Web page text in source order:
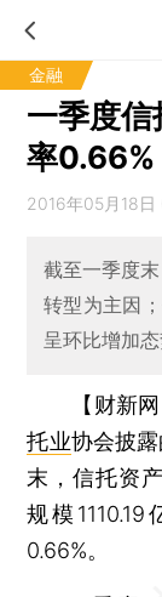
金融
一季度信
率0.66%
2016年05月18
截至一季度
转型为主因
呈环比增加
【财新
托业协会披
末，信托资
规模
0.66%。